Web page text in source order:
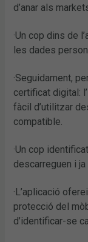
d’anar als
·Un cop dins de
les dades
·Seguidament,
certificat digital:
fàcil d’utilitzar
compatible.
·Un cop
descarreguen i
·L’aplicació
protecció del
d’identificar-se